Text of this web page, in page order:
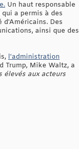
Un haut responsable
a permis à des
Des
ainsi que des
l'administration
Trump, Mike Waltz, a
élevés aux acteurs